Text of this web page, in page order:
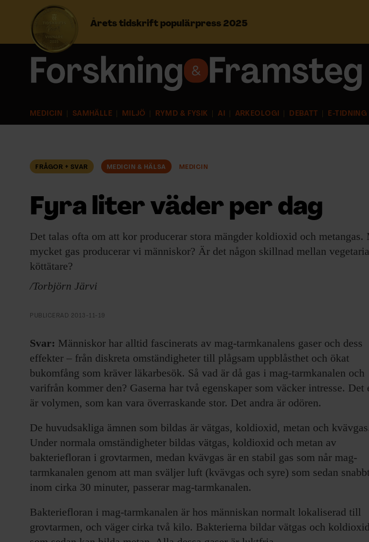
Årets tidskrift populärpress 2025
MEDICIN SAMHÄLLE MILJÖ RYMD & FYSIK AI ARKEOLOGI DEBATT E-TIDNING
Prenumerera
NYHETSBREV
ARKIV & E-TIDNING
LYSSNA/PODD
EVENEMANG & RESOR
SHOP
KONTAKTA F&F
SKRIV I F&F
PRENUMERERA PÅ F&F
ANNONSERA I F&F
OM F&F
FRÅGOR + SVAR MEDICIN & HÄLSA MEDICIN
Fyra liter väder per dag
Det talas ofta om att kor producerar stora mängder koldioxid och metangas.
mycket gas producerar vi människor? Är det någon skillnad mellan
köttätare?
/Torbjörn Järvi
PUBLICERAD 2013-11-19
Svar: Människor har alltid fascinerats av mag-tarmkanalens gaser och dess
effekter – från diskreta omständigheter till plågsam uppblåsthet och ökat
bukomfång som kräver läkarbesök. Så vad är då gas i mag-tarmkanalen och
varifrån kommer den? Gaserna har två egenskaper som väcker intresse. Det
är volymen, som kan vara överraskande stor. Det andra är odören.
De huvudsakliga ämnen som bildas är vätgas, koldioxid, metan och
Under normala omständigheter bildas vätgas, koldioxid och metan av
bakteriefloran i grovtarmen, medan kvävgas är en stabil gas som når mag-
tarmkanalen genom att man sväljer luft (kvävgas och syre) som sedan
inom cirka 30 minuter, passerar mag-tarmkanalen.
Bakteriefloran i mag-tarmkanalen är hos människan normalt lokaliserad till
grovtarmen, och väger cirka två kilo. Bakterierna bildar vätgas och